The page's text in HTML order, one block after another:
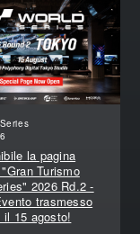
la pagina
Turismo
2026 Rd.2 -
trasmesso
il 15 agosto!